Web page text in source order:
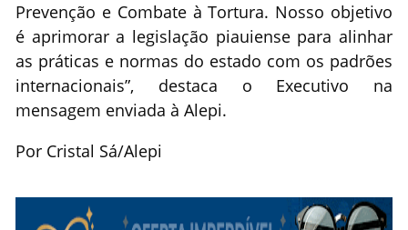
Prevenção e Combate à Tortura. Nosso objetivo
é aprimorar a legislação piauiense para alinhar
as práticas e normas do estado com os padrões
internacionais”, destaca o Executivo na
mensagem enviada à Alepi.
Por Cristal Sá/Alepi